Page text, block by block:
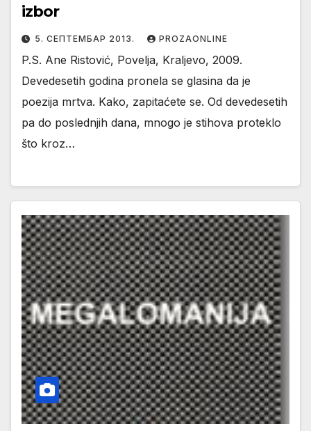
izbor
5. СЕПТЕМБАР 2013. PROZAONLINE
P.S. Ane Ristović, Povelja, Kraljevo, 2009.
Devedesetih godina pronela se glasina da je
poezija mrtva. Kako, zapitaćete se. Od devedesetih
pa do poslednjih dana, mnogo je stihova proteklo
što kroz…